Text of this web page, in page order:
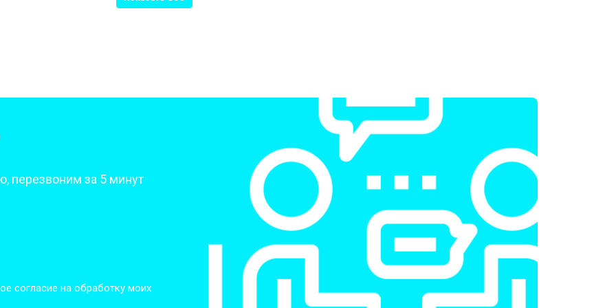
от 2200 ₽
от 1700 ₽ Заказать
от 2600 ₽ Заказать
от 60 мин Заказать
перезвоним за 5 минут
согласие на обработку моих